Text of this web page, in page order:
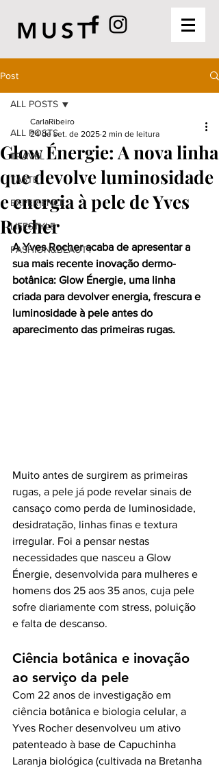
MUST
Post
ALL POSTS
TRAVEL
TASTE
EXPERIENCE
LIFESTYLE
FASHION&BEAUTY
ALL POSTS
Glow Énergie: A nova linha
que devolve luminosidade
e energia à pele de Yves
Rocher
CarlaRibeiro
24 de set. de 2025 2 min de leitura
A Yves Rocher acaba de apresentar a
sua mais recente inovação dermo-
botânica: Glow Énergie, uma linha
criada para devolver energia, frescura e
luminosidade à pele antes do
aparecimento das primeiras rugas.
Muito antes de surgirem as primeiras
rugas, a pele já pode revelar sinais de
cansaço como perda de luminosidade,
desidratação, linhas finas e textura
irregular. Foi a pensar nestas
necessidades que nasceu a Glow
Énergie, desenvolvida para mulheres e
homens dos 25 aos 35 anos, cuja pele
sofre diariamente com stress, poluição
e falta de descanso.
Ciência botânica e inovação
ao serviço da pele
Com 22 anos de investigação em
ciência botânica e biologia celular, a
Yves Rocher desenvolveu um ativo
patenteado à base de Capuchinha
Laranja biológica (cultivada na Bretanha